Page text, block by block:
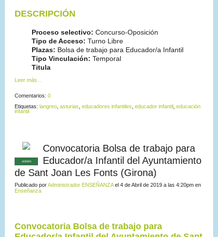
DESCRIPCIÓN
Proceso selectivo: Concurso-Oposición
Tipo de Acceso: Turno Libre
Plazas: Bolsa de trabajo para Educador/a Infantil
Tipo Vinculación: Temporal
Titula
Leer más…
Comentarios: 0
Etiquetas: langreo asturias educadores infantiles educador infantil educación
infantil
ADMIN
Convocatoria Bolsa de trabajo para
Educador/a Infantil del Ayuntamiento
de Sant Joan Les Fonts (Girona)
Publicado porAdministrador ENSEÑANZAel 4 de Abril de 2019 a las 4:20pm en
Enseñanza
Convocatoria Bolsa de trabajo para